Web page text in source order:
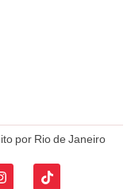
por Rio de Janeiro